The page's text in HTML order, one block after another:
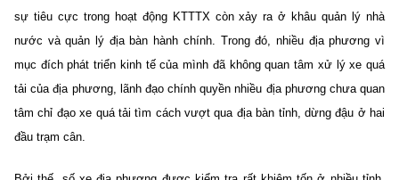
sự tiêu cực trong hoạt động KTTTX còn xảy ra ở khâu quản lý nhà
nước và quản lý địa bàn hành chính. Trong đó, nhiều địa phương vì
mục đích phát triển kinh tế của mình đã không quan tâm xử lý xe quá
tải của địa phương, lãnh đạo chính quyền nhiều địa phương chưa quan
tâm chỉ đạo xe quá tải tìm cách vượt qua địa bàn tỉnh, dừng đậu ở hai
đầu trạm cân.